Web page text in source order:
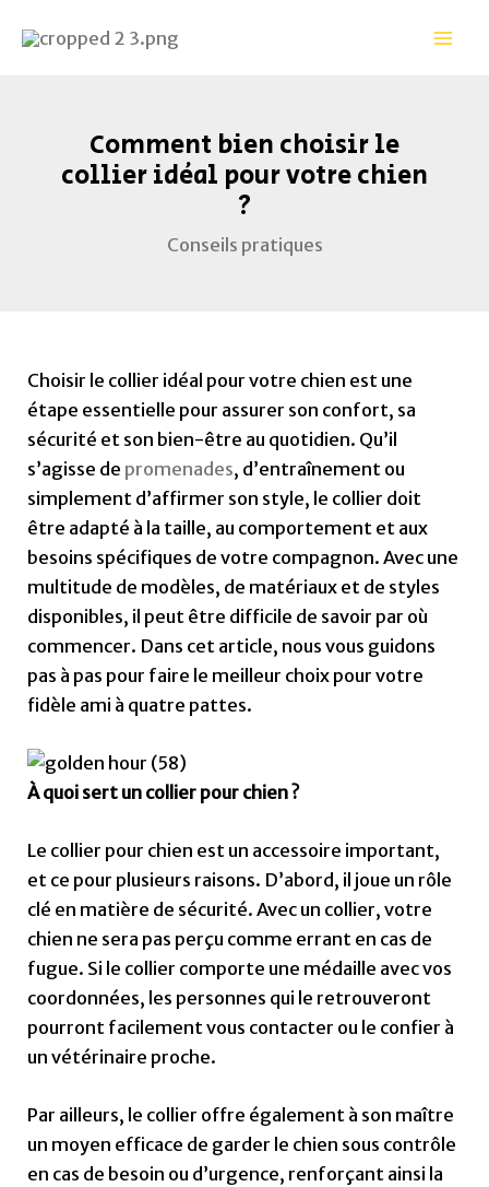
Comment bien choisir le
collier idéal pour votre chien
?
Conseils pratiques
Choisir le collier idéal pour votre chien est une
étape essentielle pour assurer son confort, sa
sécurité et son bien-être au quotidien. Qu’il
s’agisse de promenades, d’entraînement ou
simplement d’affirmer son style, le collier doit
être adapté à la taille, au comportement et aux
besoins spécifiques de votre compagnon. Avec une
multitude de modèles, de matériaux et de styles
disponibles, il peut être difficile de savoir par où
commencer. Dans cet article, nous vous guidons
pas à pas pour faire le meilleur choix pour votre
fidèle ami à quatre pattes.
À quoi sert un collier pour chien ?
Le collier pour chien est un accessoire important,
et ce pour plusieurs raisons. D’abord, il joue un rôle
clé en matière de sécurité. Avec un collier, votre
chien ne sera pas perçu comme errant en cas de
fugue. Si le collier comporte une médaille avec vos
coordonnées, les personnes qui le retrouveront
pourront facilement vous contacter ou le confier à
un vétérinaire proche.
Par ailleurs, le collier offre également à son maître
un moyen efficace de garder le chien sous contrôle
en cas de besoin ou d’urgence, renforçant ainsi la
des